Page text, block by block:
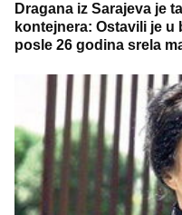
Dragana iz Sarajeva je
kontejnera: Ostavili je u
posle 26 godina srela